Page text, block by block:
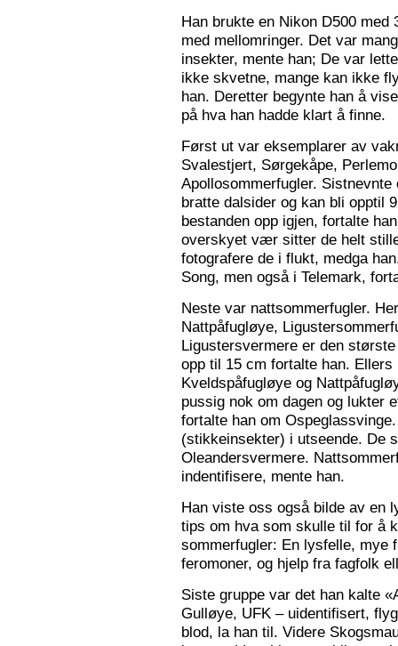
Han brukte en Nikon D500
med mellomringer. Det var
insekter, mente han; De var
ikke skvetne, mange kan ikke
han. Deretter begynte han å
på hva han hadde klart å finne.
Først ut var eksemplarer av
Svalestjert, Sørgekåpe,
Apollosommerfugler.
bratte dalsider og kan bli opptil
bestanden opp igjen, fortalte
overskyet vær sitter de helt
fotografere de i flukt, medga
Song, men også i Telemark,
Neste var nattsommerfugler.
Nattpåfugløye,
Ligustersvermere er den
opp til 15 cm fortalte han.
Kveldspåfugløye og
pussig nok om dagen og lukter
fortalte han om
(stikkeinsekter) i utseende. De
Oleandersvermere.
indentifisere, mente han.
Han viste oss også bilde av en
tips om hva som skulle til for å
sommerfugler: En lysfelle, mye
feromoner, og hjelp fra fagfolk
Siste gruppe var det han kalte
Gulløye, UFK – uidentifisert,
blod, la han til. Videre